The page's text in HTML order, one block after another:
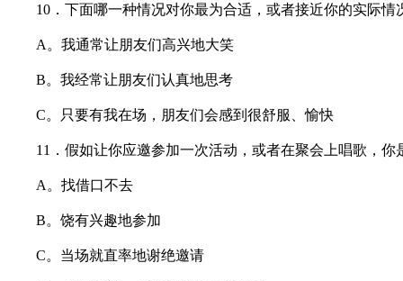
10．下面哪一种情况对你最为合适，或者接近你的实际情
A。我通常让朋友们高兴地大笑
B。我经常让朋友们认真地思考
C。只要有我在场，朋友们会感到很舒服、愉快
11．假如让你应邀参加一次活动，或者在聚会上唱歌，你
A。找借口不去
B。饶有兴趣地参加
C。当场就直率地谢绝邀请